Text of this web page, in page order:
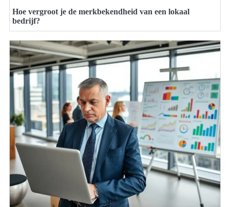
Hoe vergroot je de merkbekendheid van een lokaal
bedrijf?